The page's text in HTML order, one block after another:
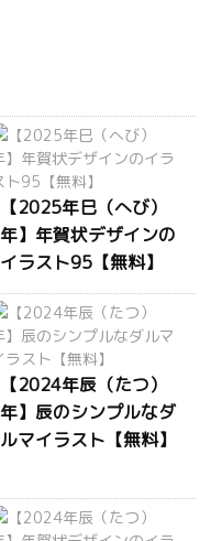
【2025年巳（へび）
年】年賀状デザインの
イラスト95【無料】
【2024年辰（たつ）
年】辰のシンプルなダ
ルマイラスト【無料】